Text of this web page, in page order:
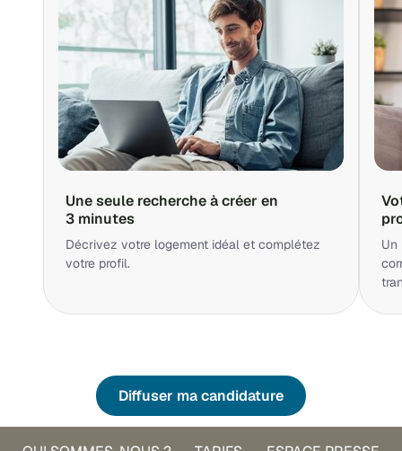
Une seule recherche à créer en
3 minutes
Décrivez votre logement idéal et complétez
votre profil.
Un
Diffuser ma candidature